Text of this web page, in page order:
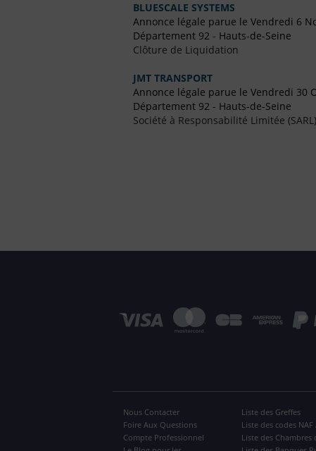
BLUESCALE SYSTEMS
Annonce légale parue le Vendredi 6
Département 92 - Hauts-de-Seine
Clôture de Liquidation
JMT TRANSPORT
Annonce légale parue le Vendredi 30
Département 92 - Hauts-de-Seine
Société à Responsabilité Limitée (SARL)
Nous Contacter
Foire Aux Questions
Compte Professionnel
Liste des Greffes
Liste des codes NAF
Liste des Chambres